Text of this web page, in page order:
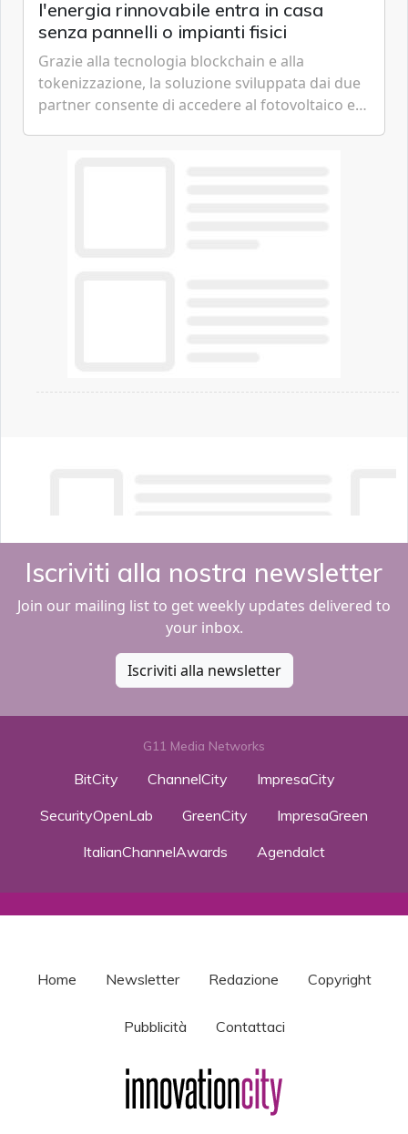
l'energia rinnovabile entra in casa
senza pannelli o impianti fisici
Grazie alla tecnologia blockchain e alla
tokenizzazione, la soluzione sviluppata dai due
partner consente di accedere al fotovoltaico e
Iscriviti alla nostra newsletter
Join our mailing list to get weekly updates delivered to
your inbox.
Iscriviti alla newsletter
G11 Media Networks
BitCity ChannelCity
ImpresaCity
SecurityOpenLab
GreenCity
ImpresaGreen
ItalianChannelAwards
AgendaIct
Home Newsletter Redazione Copyright
Pubblicità Contattaci